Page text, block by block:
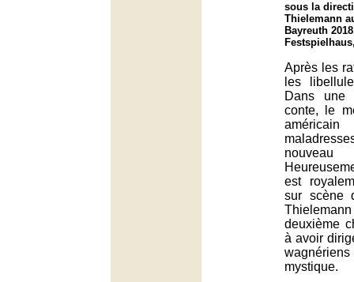
sous la
Thielemann
Bayreuth
Après les
les
Dans une
conte, le
est
sur scène
deuxième
à avoir
mystique.